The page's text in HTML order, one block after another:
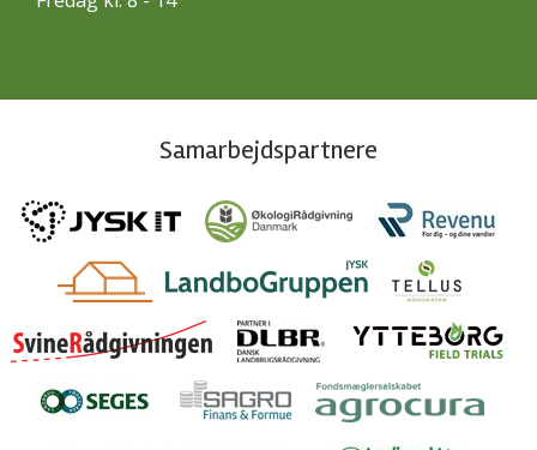
Samarbejdspartnere